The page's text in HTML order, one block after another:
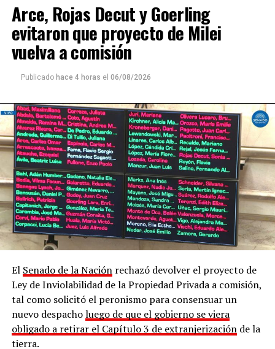
Y añadió: “Misiones es capital de la biodiversidad, su
territorio está sobre el Acuífero Guaraní y eso es
estratégico considerando además su ubicación
geográfica en la Triple Frontera
ribereñas, al igual que el 65% de los ríos y el 41% de las
Marcha contra la Ley de Tierras en Posadas
Durante la lectura de un documento colectivo, los
presentes hicieron referencia a los datos del
Arce, Rojas Decut y Goerling
evitaron que proyecto de Milei
vuelva a comisión
Publicado hace 4 horas el 06/08/2026
El Senado de la Naciónrechazó devolver el proyecto de
Ley de Inviolabilidad de la Propiedad Privada a comisión,
tal como solicitó el peronismo para consensuar un
nuevo despacholuego de que el gobierno se viera
obligado a retirar el Capítulo 3 de extranjerizaciónde la
tierra.